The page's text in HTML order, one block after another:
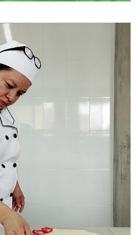
OBJETIVOS:
de la comunidad
insertarse en el mundo laboral e
proyectos productivos.
• Clases de
huertos familiares, repostería,
corte y confección • Talleres de
electricidad, pespunte,
albañilería • Reparación de
y celulares